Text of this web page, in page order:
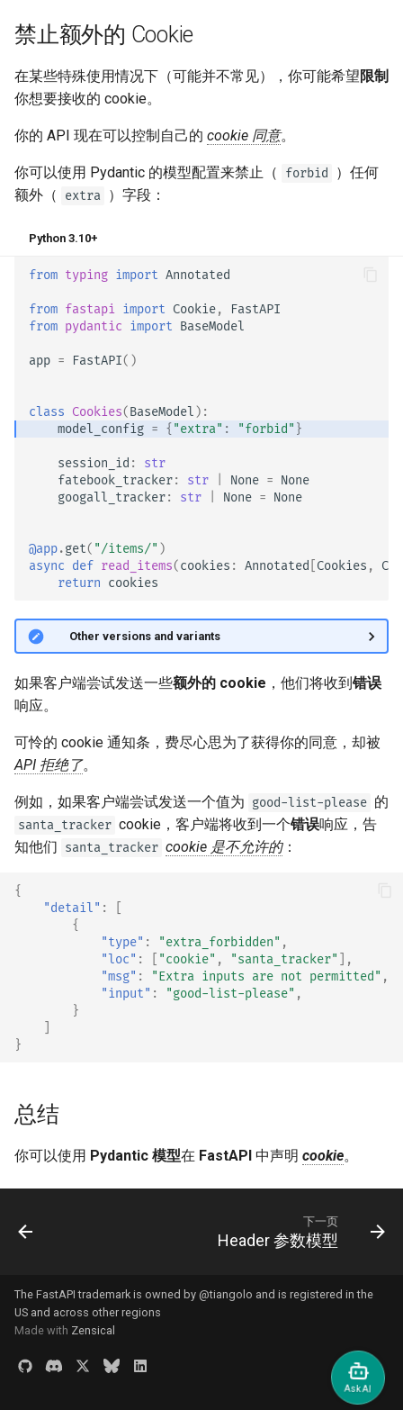
禁止额外的 Cookie
在某些特殊使用情况下（可能并不常见），你可能希望限制
你想要接收的 cookie。
你的 API 现在可以控制自己的 cookie 同意。🤪🍪
你可以使用 Pydantic 的模型配置来禁止（ forbid
）任何
额外（
extra ）字段：
Python 3.10+
from typing import Annotated
from fastapi import Cookie,
FastAPI
from pydantic import BaseModel
app = FastAPI()
class Cookies(BaseModel ):
model_config = { "extra" : "forbid" }
session_id :
str
fatebook_tracker: str None = None
googall_tracker: str None = None
@app.get( "/items/" )
async def read_items(cookies : Annotated Cookies ,
return cookies
🤓 Other versions and variants
如果客户端尝试发送一些额外的 cookie ，他们将收到 错误
响应。
可怜的 cookie 通知条，费尽心思为了获得你的同意，却被
API 拒绝了。🍪
例如，如果客户端尝试发送一个值为 good-list-please 的
santa_tracker cookie，客户端将收到一个错误响应，告
知他们 santa_tracker cookie 是不允许的：
{
"detail" :
{
"type" : "extra_forbidden" ,
"loc" : "cookie" , "santa_tracker"
],
"msg" : "Extra inputs are not permitted" ,
"input" : "good-list-please" ,
}
}
总结
你可以使用 Pydantic 模型在 FastAPI 中声明 cookie。😎
下一页
Header 参数模型
The FastAPI trademark is owned by @tiangolo and is registered in the
US and across other regions
Made with Zensical